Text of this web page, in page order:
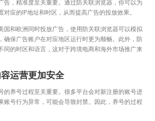
告，精准度至关重要。通过防关联浏览器，你可以为
应的IP地址和时区，从而提高广告的投放效果。
国和欧洲同时投放广告，使用防关联浏览器可以模拟
确保广告账户在对应地区运行时更为顺畅。此外，防
同的时区和语言，这对于跨境电商和海外市场推广来
运营更加安全
的养号过程至关重要。很多平台会对新注册的账号进
账号行为异常，可能会导致封禁。因此，养号的过程